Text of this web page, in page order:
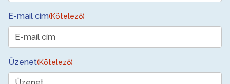
E-mail cím(Kötelező)
Üzenet(Kötelező)